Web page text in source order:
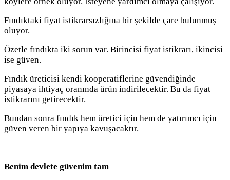
Fındıktaki fiyat istikrarsızlığına bir şekilde çare bulunmuş
oluyor.
Özetle fındıkta iki sorun var. Birincisi fiyat istikrarı, ikincisi
ise güven.
Fındık üreticisi kendi kooperatiflerine güvendiğinde
piyasaya ihtiyaç oranında ürün indirilecektir. Bu da fiyat
istikrarını getirecektir.
Bundan sonra fındık hem üretici için hem de yatırımcı için
güven veren bir yapıya kavuşacaktır.
Benim devlete güvenim tam